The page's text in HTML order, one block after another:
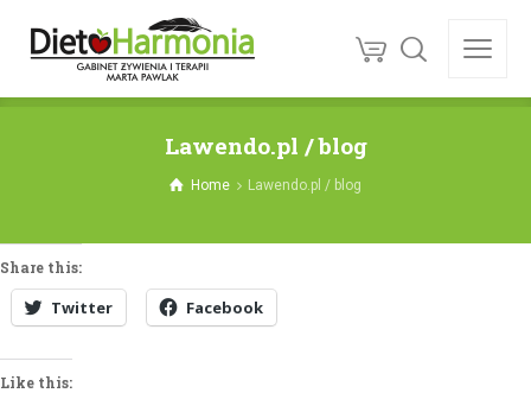
Lawendo.pl / blog
Home Lawendo.pl / blog
Share this:
Twitter Facebook
Like this: